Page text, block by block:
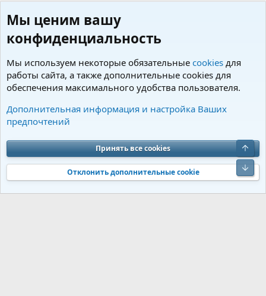
Теги
Cookies Charm by DCom
Обратная связь
Условия и правила
Политика конфиденциальности
Помощь
S
S
Community platform by XenForo® © 2010-2026 XenForo Ltd. Перевод от
Jumuro®|Media embeds via s9e/MediaSites
Мы ценим вашу
конфиденциальность
Мы используем некоторые обязательные cookies для
работы сайта, а также дополнительные cookies для
обеспечения максимального удобства пользователя.
Дополнительная информация и настройка Ваших
предпочтений
Принять все cookies
Отклонить дополнительные cookie
Верх
Низ